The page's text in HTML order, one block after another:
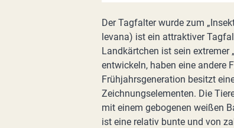
Der Tagfalter wurde zum
levana) ist ein attraktiver
Landkärtchen ist sein
entwickeln, haben eine andere
Frühjahrsgeneration besitzt
Zeichnungselementen. Die
mit einem gebogenen weißen
ist eine relativ bunte und von